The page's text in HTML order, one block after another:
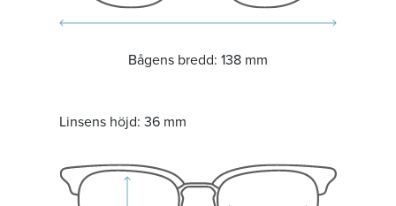
Bågens bredd: 138 mm
Linsens höjd: 36 mm